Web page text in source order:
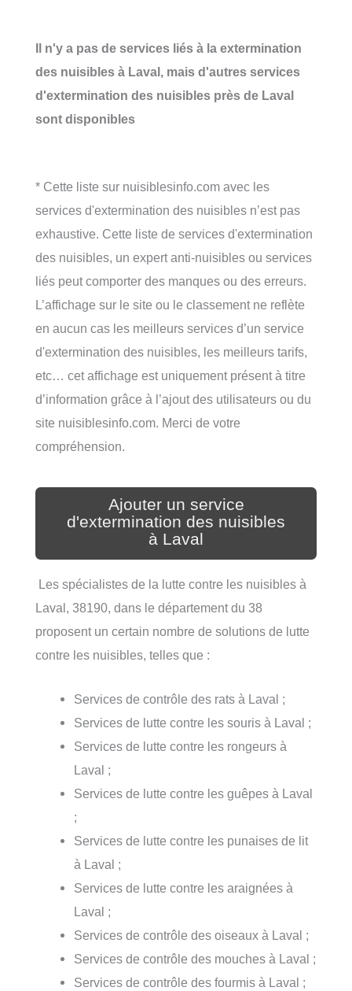
Il n'y a pas de services liés à la extermination
des nuisibles à Laval, mais d'autres services
d'extermination des nuisibles près de Laval
sont disponibles
* Cette liste sur nuisiblesinfo.com avec les
services d'extermination des nuisibles n’est pas
exhaustive. Cette liste de services d'extermination
des nuisibles, un expert anti-nuisibles ou services
liés peut comporter des manques ou des erreurs.
L’affichage sur le site ou le classement ne reflète
en aucun cas les meilleurs services d’un service
d'extermination des nuisibles, les meilleurs tarifs,
etc… cet affichage est uniquement présent à titre
d’information grâce à l’ajout des utilisateurs ou du
site nuisiblesinfo.com. Merci de votre
compréhension.
Ajouter un service
d'extermination des nuisibles
à Laval
Les spécialistes de la lutte contre les nuisibles à
Laval, 38190, dans le département du 38
proposent un certain nombre de solutions de lutte
contre les nuisibles, telles que :
Services de contrôle des rats à Laval ;
Services de lutte contre les souris à Laval ;
Services de lutte contre les rongeurs à
Laval ;
Services de lutte contre les guêpes à Laval
;
Services de lutte contre les punaises de lit
à Laval ;
Services de lutte contre les araignées à
Laval ;
Services de contrôle des oiseaux à Laval ;
Services de contrôle des mouches à Laval ;
Services de contrôle des fourmis à Laval ;